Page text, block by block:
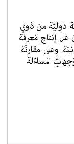
دوليّة من ذوي
عل إنتاج مَعرفة
وعلى مقارنَة
المساءَلة